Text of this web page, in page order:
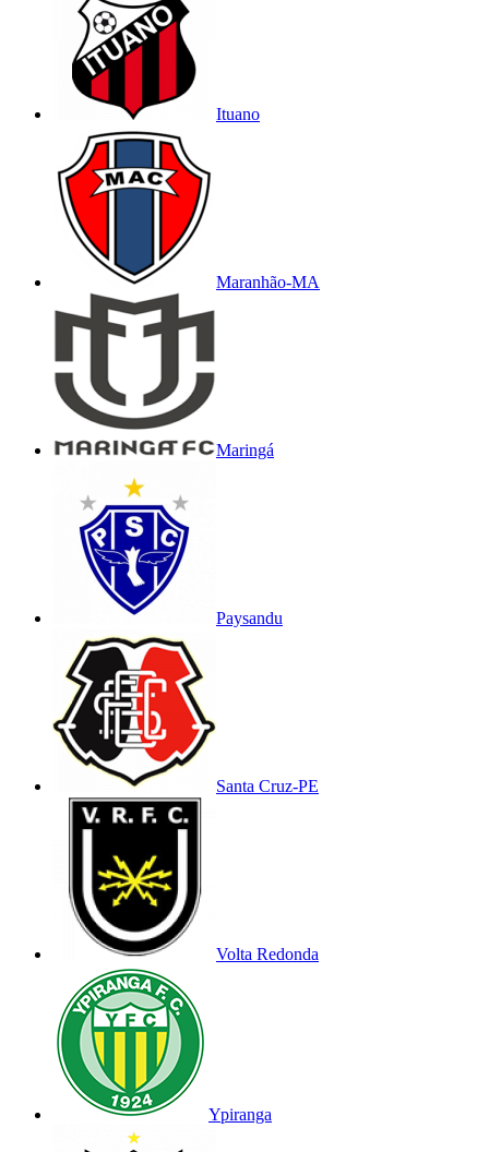
Ituano
Maranhão-MA
Maringá
Paysandu
Santa Cruz-PE
Volta Redonda
Ypiranga